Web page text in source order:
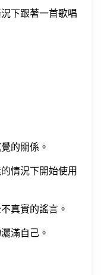
下跟著一首歌唱
的關係。
情況下開始使用
真實的謠言。
滿自己。